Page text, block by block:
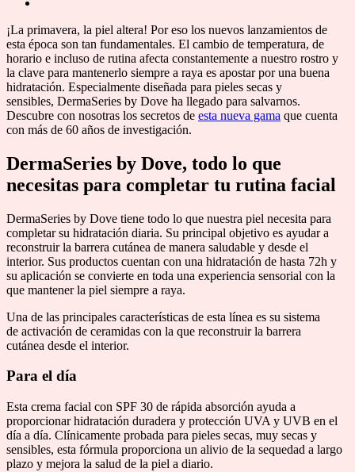
¡La primavera, la piel altera! Por eso los nuevos lanzamientos de
esta época son tan fundamentales. El cambio de temperatura, de
horario e incluso de rutina afecta constantemente a nuestro rostro y
la clave para mantenerlo siempre a raya es apostar por una buena
hidratación. Especialmente diseñada para pieles secas y
sensibles, DermaSeries by Dove ha llegado para salvarnos.
Descubre con nosotras los secretos de esta nueva gama que cuenta
con más de 60 años de investigación.
DermaSeries by Dove, todo lo que
necesitas para completar tu rutina facial
DermaSeries by Dove tiene todo lo que nuestra piel necesita para
completar su hidratación diaria. Su principal objetivo es ayudar a
reconstruir la barrera cutánea de manera saludable y desde el
interior. Sus productos cuentan con una hidratación de hasta 72h y
su aplicación se convierte en toda una experiencia sensorial con la
que mantener la piel siempre a raya.
Una de las principales características de esta línea es su sistema
de activación de ceramidas con la que reconstruir la barrera
cutánea desde el interior.
Para el día
Esta crema facial con SPF 30 de rápida absorción ayuda a
proporcionar hidratación duradera y protección UVA y UVB en el
día a día. Clínicamente probada para pieles secas, muy secas y
sensibles, esta fórmula proporciona un alivio de la sequedad a largo
plazo y mejora la salud de la piel a diario.